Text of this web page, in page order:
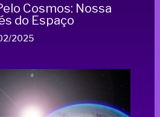
Cosmos: Nossa
do Espaço
2025